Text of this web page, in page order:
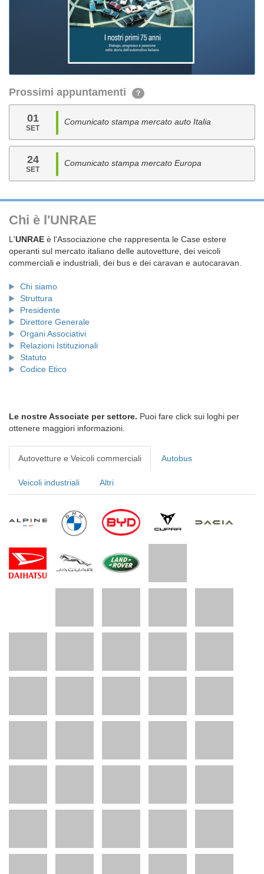
Prossimi appuntamenti ?
01
SET
Comunicato stampa mercato auto Italia
24
SET
Comunicato stampa mercato Europa
Chi è l'UNRAE
L'UNRAE è l'Associazione che rappresenta le Case estere
operanti sul mercato italiano delle autovetture, dei veicoli
commerciali e industriali, dei bus e dei caravan e autocaravan.
Chi siamo
Struttura
Presidente
Direttore Generale
Organi Associativi
Relazioni Istituzionali
Statuto
Codice Etico
Le nostre Associate per settore. Puoi fare click sui loghi per
ottenere maggiori informazioni.
Autovetture e Veicoli commerciali Autobus
Veicoli industriali Altri